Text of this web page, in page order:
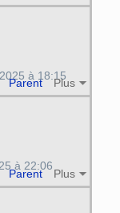
Parent Plus
à 18:15
Parent Plus
à 22:06